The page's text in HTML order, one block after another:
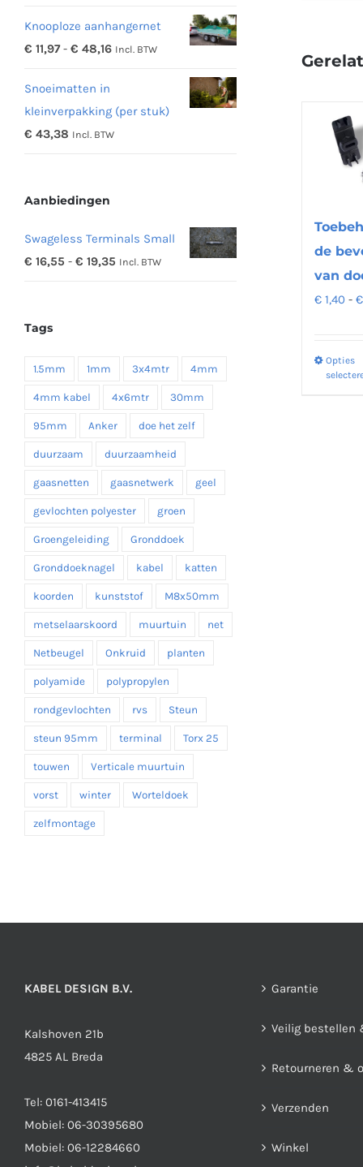
de
van
€ 1,40 - €
Opties
tot
€ 342,19
Knooploze aanhangernet
€ 11,97 - € 48,16Prijsklasse:
€ 48,16
Incl. BTW
Snoeimatten in
kleinverpakking (per stuk)
€ 43,38 Incl. BTW
Aanbiedingen
Swageless Terminals Small
€ 16,55 - € 19,35 Prijsklasse:
Incl. BTW
Tags
1.5mm 1mm 3x4mtr 4mm
4mm kabel 4x6mtr 30mm
95mm Anker doe het zelf
duurzaam duurzaamheid
gaasnetten gaasnetwerk geel
gevlochten polyester groen
Groengeleiding Gronddoek
Gronddoeknagel kabel katten
koorden kunststof M8x50mm
metselaarskoord muurtuin net
Netbeugel Onkruid planten
polyamide polypropylen
rondgevlochten rvs Steun
steun 95mm terminal Torx 25
touwen Verticale muurtuin
vorst winter Worteldoek
zelfmontage
KABEL DESIGN B.V.
Kalshoven 21b
4825 AL Breda
Tel: 0161-413415
Mobiel: 06-30395680
Mobiel: 06-12284660
Garantie
Veilig bestellen
Retourneren &
Verzenden
Winkel